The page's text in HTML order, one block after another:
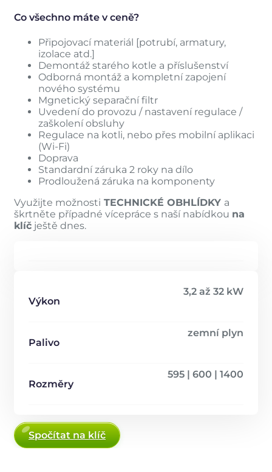
Co všechno máte v ceně?
Připojovací materiál [potrubí, armatury,
izolace atd.]
Demontáž starého kotle a příslušenství
Odborná montáž a kompletní zapojení
nového systému
Mgnetický separační filtr
Uvedení do provozu / nastavení regulace /
zaškolení obsluhy
Regulace na kotli, nebo přes mobilní aplikaci
(Wi-Fi)
Doprava
Standardní záruka 2 roky na dílo
Prodloužená záruka na komponenty
Využijte možnosti TECHNICKÉ OBHLÍDKY a
škrtněte případné vícepráce s naší nabídkou na
klíč ještě dnes.
Výkon
3,2 až 32 kW
Palivo
zemní plyn
Rozměry
595 | 600 | 1400
Spočítat na klíč